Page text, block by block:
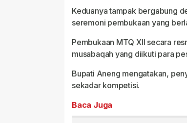
Keduanya tampak bergabung
seremoni pembukaan yang
Pembukaan MTQ XII secara
musabaqah yang diikuti para
Bupati Aneng mengatakan,
sekadar kompetisi.
Baca Juga